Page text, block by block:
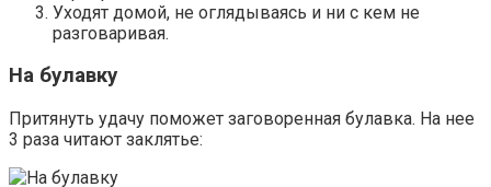
Уходят домой, не оглядываясь и ни с кем не
разговаривая.
На булавку
Притянуть удачу поможет заговоренная булавка. На нее
3 раза читают заклятье: